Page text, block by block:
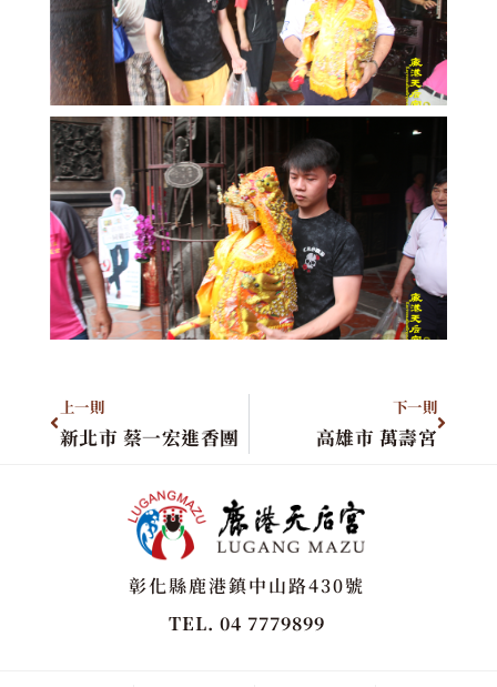
上一則
新北市 蔡一宏進香團
下一則
高雄市 萬壽宮
彰化縣鹿港鎮中山路430號
TEL. 04 7779899